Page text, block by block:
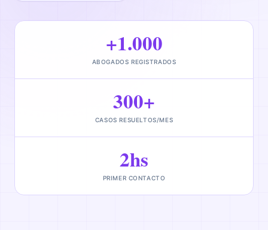
+1.000
ABOGADOS REGISTRADOS
300+
CASOS RESUELTOS/MES
2hs
PRIMER CONTACTO